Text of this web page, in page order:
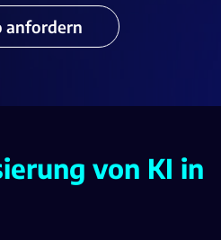
anfordern
von KI in